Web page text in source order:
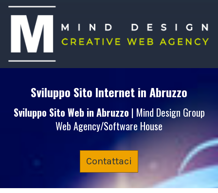
Sviluppo Sito Internetin Abruzzo
Sviluppo Sito Web in Abruzzo | Mind Design Group
Web Agency/Software House
Contattaci